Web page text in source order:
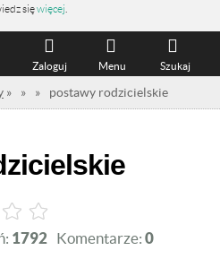
sięwięcej
Szukaj
Menu
Zaloguj
» » » postawy rodzicielskie
1792 Komentarze: 0